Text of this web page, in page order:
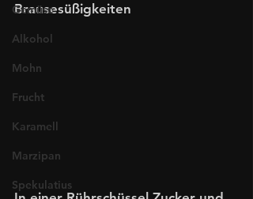
Gemüse
Alkohol
Mohn
Frucht
Karamell
Marzipan
Spekulatius
Brausesüßigkeiten